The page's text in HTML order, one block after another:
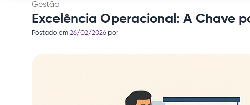
Gestão
Excelência Operacional: A Chave
Postado em 26/02/2026 por